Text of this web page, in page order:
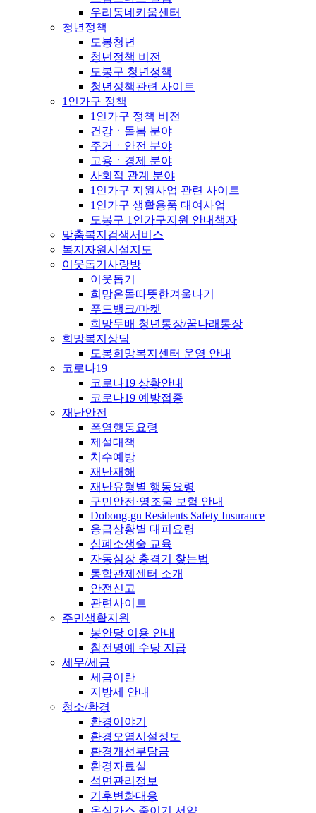
우리동네키움센터
청년정책
도봉청년
청년정책 비전
도봉구 청년정책
청년정책관련 사이트
1인가구 정책
1인가구 정책 비전
건강ㆍ돌봄 분야
주거ㆍ안전 분야
고용ㆍ경제 분야
사회적 관계 분야
1인가구 지원사업 관련 사이트
1인가구 생활용품 대여사업
도봉구 1인가구지원 안내책자
맞춤복지검색서비스
복지자원시설지도
이웃돕기사랑방
이웃돕기
희망온돌따뜻한겨울나기
푸드뱅크/마켓
희망두배 청년통장/꿈나래통장
희망복지상담
도봉희망복지센터 운영 안내
코로나19
코로나19 상황안내
코로나19 예방접종
재난안전
폭염행동요령
제설대책
치수예방
재난재해
재난유형별 행동요령
구민안전·영조물 보험 안내
Dobong-gu Residents Safety Insurance
응급상황별 대피요령
심폐소생술 교육
자동심장 충격기 찾는법
통합관제센터 소개
안전신고
관련사이트
주민생활지원
봉안당 이용 안내
참전명예 수당 지급
세무/세금
세금이란
지방세 안내
청소/환경
환경이야기
환경오염시설정보
환경개선부담금
환경자료실
석면관리정보
기후변화대응
온실가스 줄이기 서약